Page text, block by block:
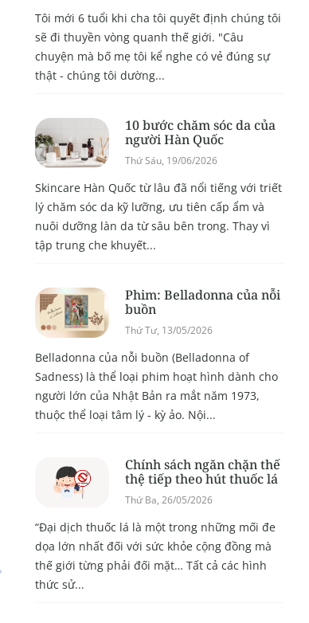
Tôi mới 6 tuổi khi cha tôi quyết định chúng tôi
sẽ đi thuyền vòng quanh thế giới. "Câu
chuyện mà bố mẹ tôi kể nghe có vẻ đúng sự
thật - chúng tôi dường...
10 bước chăm sóc da của
người Hàn Quốc
Thứ Sáu, 19/06/2026
Skincare Hàn Quốc từ lâu đã nổi tiếng với triết
lý chăm sóc da kỹ lưỡng, ưu tiên cấp ẩm và
nuôi dưỡng làn da từ sâu bên trong. Thay vì
tập trung che khuyết...
Phim: Belladonna của nỗi
buồn
Thứ Tư, 13/05/2026
Belladonna của nỗi buồn (Belladonna of
Sadness) là thể loại phim hoạt hình dành cho
người lớn của Nhật Bản ra mắt năm 1973,
thuộc thể loại tâm lý - kỳ ảo. Nội...
Chính sách ngăn chặn thế
thệ tiếp theo hút thuốc lá
Thứ Ba, 26/05/2026
“Đại dịch thuốc lá là một trong những mối đe
dọa lớn nhất đối với sức khỏe cộng đồng mà
thế giới từng phải đối mặt… Tất cả các hình
thức sử...